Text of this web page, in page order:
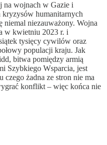
na wojnach w Gazie i
humanitarnych
niemal niezauważony. Wojna
w kwietniu 2023 r. i
tysięcy cywilów oraz
populacji kraju. Jak
bitwa pomiędzy armią
Szybkiego Wsparcia, jest
żadna ze stron nie ma
konflikt – więc końca nie